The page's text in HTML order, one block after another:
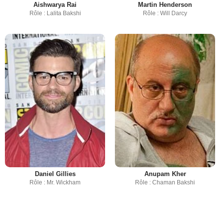
Aishwarya Rai
Rôle : Lalita Bakshi
Martin Henderson
Rôle : Will Darcy
Daniel Gillies
Rôle : Mr. Wickham
Anupam Kher
Rôle : Chaman Bakshi